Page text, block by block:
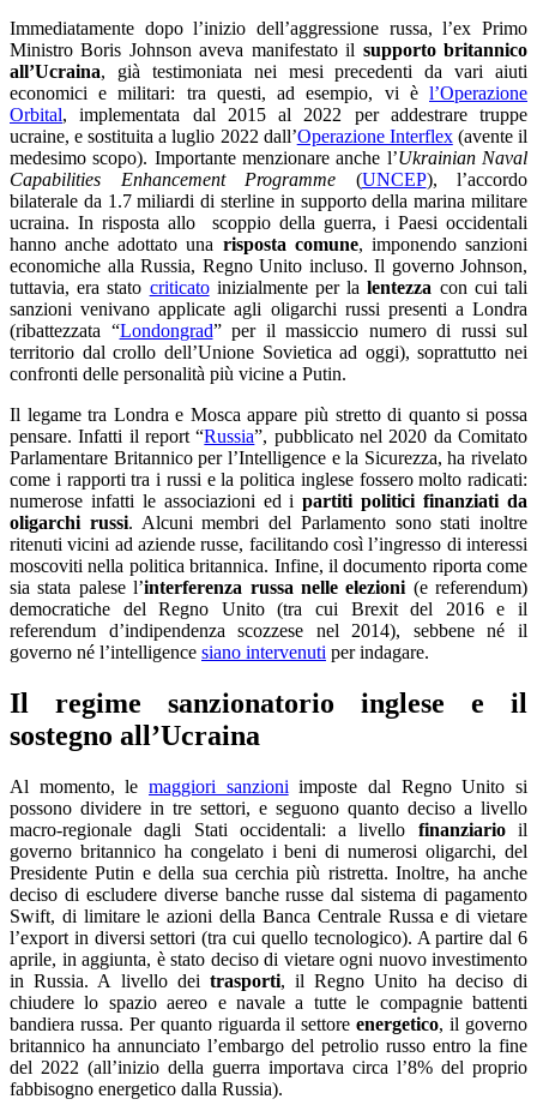
Immediatamente dopo l’inizio dell’aggressione russa, l’ex Primo
Ministro Boris Johnson aveva manifestato il supporto britannico
all’Ucraina, già testimoniata nei mesi precedenti da vari aiuti
economici e militari: tra questi, ad esempio, vi è l’Operazione
Orbital, implementata dal 2015 al 2022 per addestrare truppe
ucraine, e sostituita a luglio 2022 dall’Operazione Interflex(avente il
medesimo scopo). Importante menzionare anche l’Ukrainian Naval
Capabilities Enhancement Programme (UNCEP), l’accordo
bilaterale da 1.7 miliardi di sterline in supporto della marina militare
ucraina. In risposta allo scoppio della guerra, i Paesi occidentali
hanno anche adottato una risposta comune, imponendo sanzioni
economiche alla Russia, Regno Unito incluso. Il governo Johnson,
tuttavia, era stato criticatoinizialmente per lalentezza con cui tali
sanzioni venivano applicate agli oligarchi russi presenti a Londra
(ribattezzata “Londongrad” per il massiccio numero di russi sul
territorio dal crollo dell’Unione Sovietica ad oggi), soprattutto nei
confronti delle personalità più vicine a Putin.
Il legame tra Londra e Mosca appare più stretto di quanto si possa
pensare. Infatti il report “Russia”, pubblicato nel 2020 da Comitato
Parlamentare Britannico per l’Intelligence e la Sicurezza, ha rivelato
come i rapporti tra i russi e la politica inglese fossero molto radicati:
numerose infatti le associazioni ed ipartiti politici finanziati da
oligarchi russi. Alcuni membri del Parlamento sono stati inoltre
ritenuti vicini ad aziende russe, facilitando così l’ingresso di interessi
moscoviti nella politica britannica. Infine, il documento riporta come
sia stata palese l’interferenza russa nelle elezioni (e referendum)
democratiche del Regno Unito (tra cui Brexit del 2016 e il
referendum d’indipendenza scozzese nel 2014), sebbene né il
governo né l’intelligence siano intervenuti per indagare.
Il regime sanzionatorio inglese e il
sostegno all’Ucraina
Al momento, le maggiori sanzioni imposte dal Regno Unito si
possono dividere in tre settori, e seguono quanto deciso a livello
macro-regionale dagli Stati occidentali: a livello finanziarioil
governo britannico ha congelato i beni di numerosi oligarchi, del
Presidente Putin e della sua cerchia più ristretta. Inoltre, ha anche
deciso di escludere diverse banche russe dal sistema di pagamento
Swift, di limitare le azioni della Banca Centrale Russa e di vietare
l’export in diversi settori (tra cui quello tecnologico). A partire dal 6
aprile, in aggiunta, è stato deciso di vietare ogni nuovo investimento
in Russia. A livello dei trasporti, il Regno Unito ha deciso di
chiudere lo spazio aereo e navale a tutte le compagnie battenti
bandiera russa. Per quanto riguarda il settoreenergetico, il governo
britannico ha annunciato l’embargo del petrolio russo entro la fine
del 2022 (all’inizio della guerra importava circa l’8% del proprio
fabbisogno energetico dalla Russia).